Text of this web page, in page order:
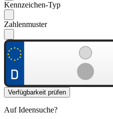
Kennzeichen-Typ
Zahlenmuster
Verfügbarkeit prüfen
Auf Ideensuche?